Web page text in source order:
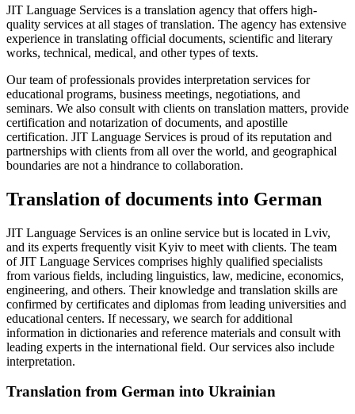
JIT Language Services is a translation agency that offers high-
quality services at all stages of translation. The agency has extensive
experience in translating official documents, scientific and literary
works, technical, medical, and other types of texts.
Our team of professionals provides interpretation services for
educational programs, business meetings, negotiations, and
seminars. We also consult with clients on translation matters, provide
certification and notarization of documents, and apostille
certification. JIT Language Services is proud of its reputation and
partnerships with clients from all over the world, and geographical
boundaries are not a hindrance to collaboration.
Translation of documents into German
JIT Language Services is an online service but is located in Lviv,
and its experts frequently visit Kyiv to meet with clients. The team
of JIT Language Services comprises highly qualified specialists
from various fields, including linguistics, law, medicine, economics,
engineering, and others. Their knowledge and translation skills are
confirmed by certificates and diplomas from leading universities and
educational centers. If necessary, we search for additional
information in dictionaries and reference materials and consult with
leading experts in the international field. Our services also include
interpretation.
Translation from German into Ukrainian